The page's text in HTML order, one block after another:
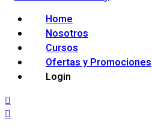
Home
Nosotros
Cursos
Ofertas y Promociones
Login